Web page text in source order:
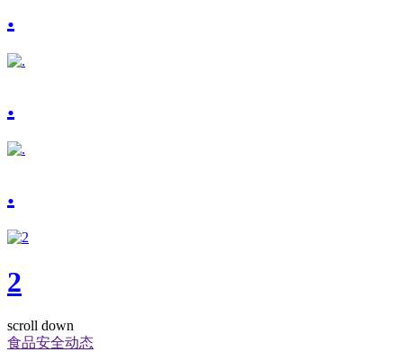
.
.
.
2
scroll down
食品安全动态